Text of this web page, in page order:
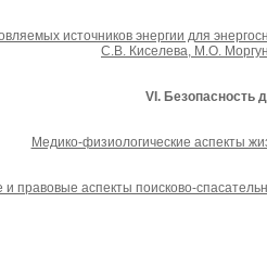
источников энергии для
С.В. Киселева, М.О.
VI. Безопасность
Медико-физиологические аспекты
правовые аспекты поисково-